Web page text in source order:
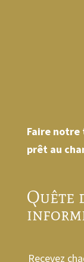
Faire notre
prêt au
Quête
Recevez